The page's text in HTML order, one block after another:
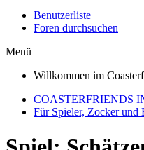
Benutzerliste
Foren durchsuchen
Menü
Willkommen im
COASTERFRIENDS
Für Spieler, Zocker und